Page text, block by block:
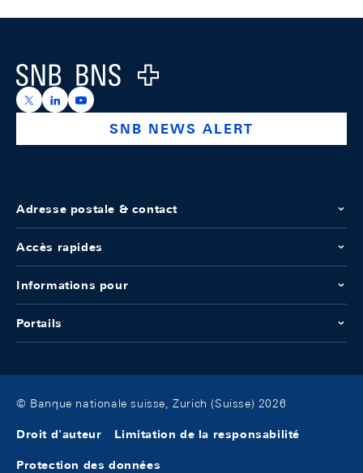
Logo
https://x.com/snb_bns
https://ch.linkedin.com/company/swiss-national-
https://www.youtube.com/@swissnationalbank
SNB NEWS ALERT
Adresse postale & contact
Accès rapides
Informations pour
Portails
© Banque nationale suisse, Zurich (Suisse) 2026
Droit d'auteur Limitation de la responsabilité
Protection des données